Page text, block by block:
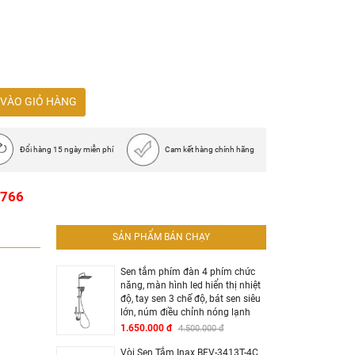
GIỎ HÀNG
Đổi hàng 15 ngày miễn phí Cam kết hàng chính hãng
SẢN PHẨM BÁN CHẠY
Sen tắm phím đàn 4 phím chức
năng, màn hình led hiển thị nhiệt
độ, tay sen 3 chế độ, bát sen siêu
lớn, núm điều chỉnh nóng lạnh
1.650.000 đ 4.500.000 đ
Vòi Sen Tắm Inax BFV-3413T-4C